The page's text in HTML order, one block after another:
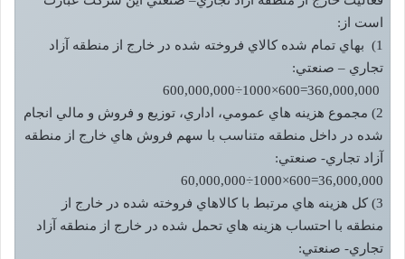
است از:
1) بهاي تمام شده کالاي فروخته شده در خارج از منطقه آزاد
تجاري – صنعتي:
2) مجموع هزينه هاي عمومي، اداري، توزيع و فروش و مالي انجام
شده در داخل منطقه متناسب با سهم فروش هاي خارج از منطقه
آزاد تجاري- صنعتي:
36,000,000=600×1000÷60,000,000
3) کل هزينه هاي مرتبط با کالاهاي فروخته شده در خارج از
منطقه با احتساب هزينه هاي تحمل شده در خارج از منطقه آزاد
تجاري- صنعتي: